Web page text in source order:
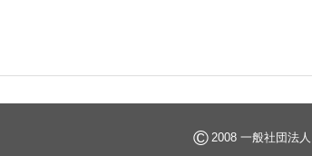
© 2008 一般社団法